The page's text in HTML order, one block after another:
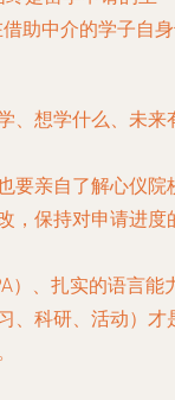
借助中介的学子自
、想学什么、未来
要亲自了解心仪院
，保持对申请进度
）、扎实的语言能
、科研、活动）才